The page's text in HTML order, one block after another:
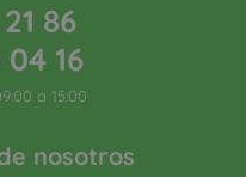
nosotros
86
16
a 15:00